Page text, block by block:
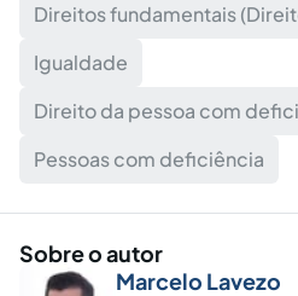
Direitos fundamentais
Igualdade
Direito da pessoa com
Pessoas com deficiência
Sobre o autor
Marcelo Lavezo